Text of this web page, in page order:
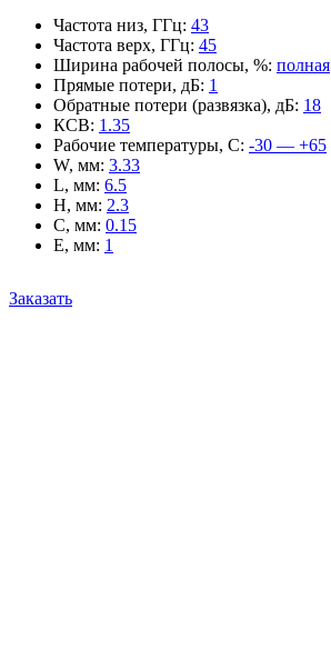
Частота низ, ГГц: 43
Частота верх, ГГц: 45
Ширина рабочей полосы, %: полная
Прямые потери, дБ: 1
Обратные потери (развязка), дБ: 18
КСВ: 1.35
Рабочие температуры, С: -30 — +65
W, мм: 3.33
L, мм: 6.5
H, мм: 2.3
C, мм: 0.15
E, мм: 1
Заказать